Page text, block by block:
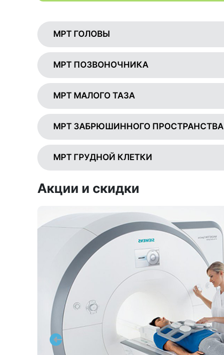
МРТ ГОЛОВЫ
МРТ ПОЗВОНОЧНИКА
МРТ МАЛОГО ТАЗА
МРТ ЗАБРЮШИННОГО ПРОСТРАНСТВА
МРТ ГРУДНОЙ КЛЕТКИ
Акции и скидки